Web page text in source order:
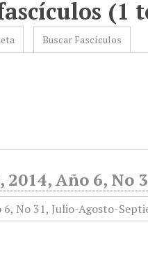
(1
Buscar Fascículos
2014, Año 6,